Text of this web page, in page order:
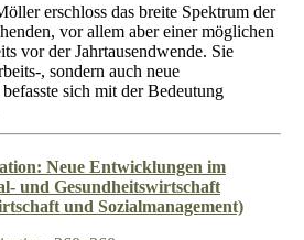
erschloss das breite Spektrum der
vor allem aber einer möglichen
vor der Jahrtausendwende. Sie
, sondern auch neue
sich mit der Bedeutung
Neue Entwicklungen im
und Gesundheitswirtschaft
und Sozialmanagement)